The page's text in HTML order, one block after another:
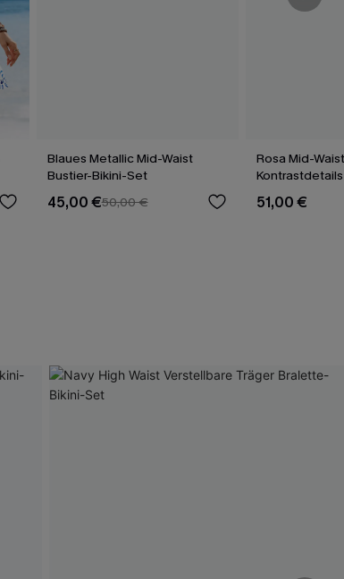
Blaues Metallic Mid-Waist
Bustier-Bikini-Set
45,00 €50,00 €
Rosa Mid-
Kontrastdetails
51,00 €